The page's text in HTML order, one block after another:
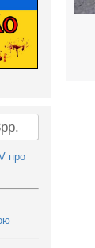
про